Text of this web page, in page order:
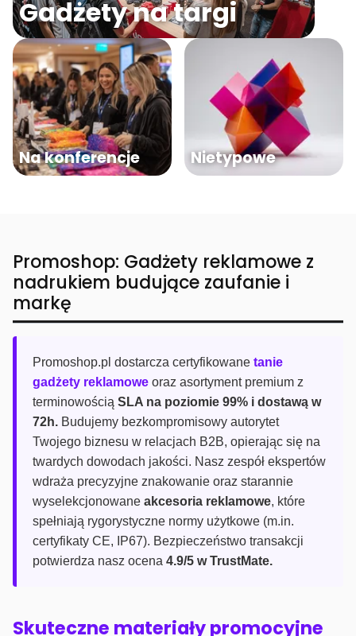
Gadżety na targi
Na konferencje Nietypowe
Promoshop: Gadżety reklamowe z
nadrukiem budujące zaufanie i
markę
Promoshop.pl dostarcza certyfikowane tanie
gadżety reklamowe oraz asortyment premium z
terminowością SLA na poziomie 99% i dostawą w
72h. Budujemy bezkompromisowy autorytet
Twojego biznesu w relacjach B2B, opierając się na
twardych dowodach jakości. Nasz zespół ekspertów
wdraża precyzyjne znakowanie oraz starannie
wyselekcjonowane akcesoria reklamowe, które
spełniają rygorystyczne normy użytkowe (m.in.
certyfikaty CE, IP67). Bezpieczeństwo transakcji
potwierdza nasz ocena 4.9/5 w TrustMate.
Skuteczne materiały promocyjne